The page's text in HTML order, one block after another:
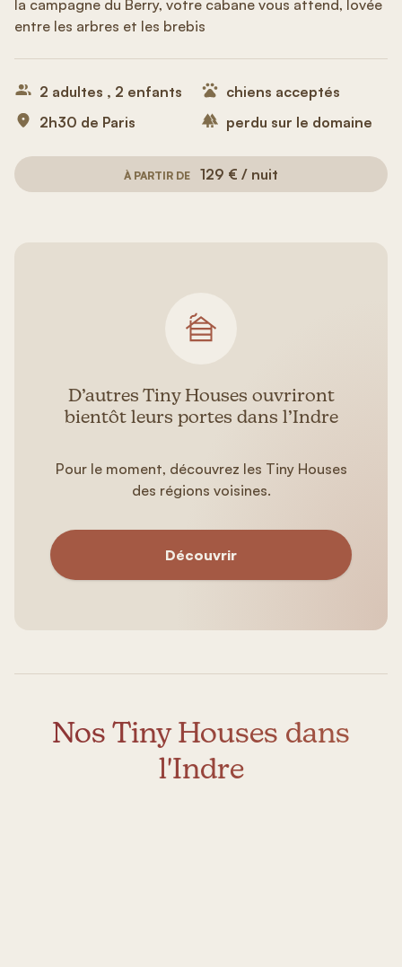
la campagne du Berry, votre cabane vous attend, lovée
entre les arbres et les brebis
2 adultes , 2 enfants
2h30 de Paris
chiens acceptés
perdu sur le domaine
À PARTIR DE 129 € / nuit
D’autres Tiny Houses ouvriront
bientôt leurs portes dans l’Indre
Pour le moment, découvrez les Tiny Houses
des régions voisines.
Découvrir
Nos Tiny Houses dans
l'Indre